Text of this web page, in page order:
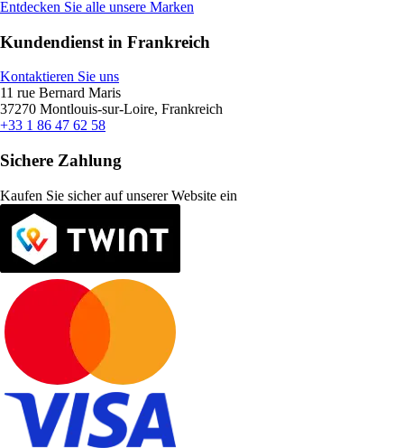
Entdecken Sie alle unsere Marken
Kundendienst in Frankreich
Kontaktieren Sie uns
11 rue Bernard Maris
37270 Montlouis-sur-Loire, Frankreich
+33 1 86 47 62 58
Sichere Zahlung
Kaufen Sie sicher auf unserer Website ein